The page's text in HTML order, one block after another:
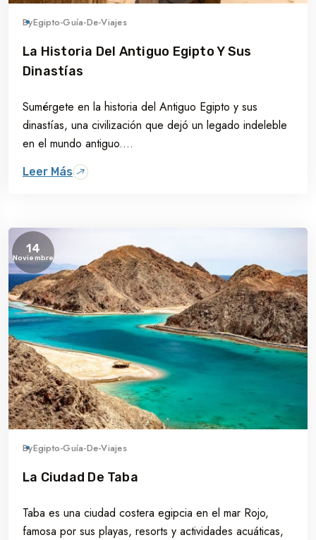
ByEgipto-Guía-De-Viajes
La Historia Del Antiguo Egipto Y Sus
Dinastías
Sumérgete en la historia del Antiguo Egipto y sus
dinastías, una civilización que dejó un legado indeleble
en el mundo antiguo....
Leer Más
14
Noviembre
ByEgipto-Guía-De-Viajes
La Ciudad De Taba
Taba es una ciudad costera egipcia en el mar Rojo,
famosa por sus playas, resorts y actividades acuáticas,